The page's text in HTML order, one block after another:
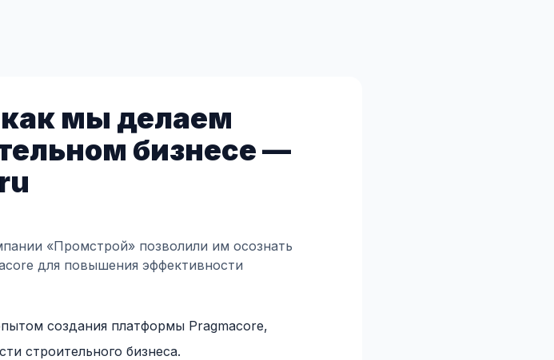
мы делаем
бизнесе —
«Промстрой» позволили им осознать
для повышения эффективности
создания платформы Pragmacore,
строительного бизнеса.